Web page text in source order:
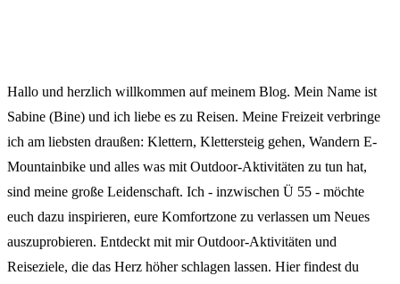
Hallo und herzlich willkommen auf meinem Blog. Mein Name ist
Sabine (Bine) und ich liebe es zu Reisen. Meine Freizeit verbringe
ich am liebsten draußen: Klettern, Klettersteig gehen, Wandern E-
Mountainbike und alles was mit Outdoor-Aktivitäten zu tun hat,
sind meine große Leidenschaft. Ich - inzwischen Ü 55 - möchte
euch dazu inspirieren, eure Komfortzone zu verlassen um Neues
auszuprobieren. Entdeckt mit mir Outdoor-Aktivitäten und
Reiseziele, die das Herz höher schlagen lassen. Hier findest du